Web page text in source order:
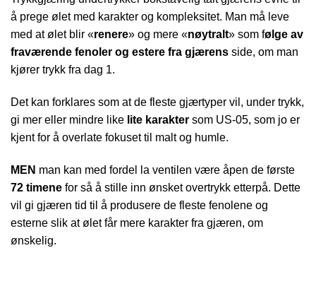
å prege ølet med karakter og kompleksitet. Man må leve
med at ølet blir «renere» og mere «nøytralt» som følge av
fraværende fenoler og estere fra gjærens side, om man
kjører trykk fra dag 1.
Det kan forklares som at de fleste gjærtyper vil, under trykk,
gi mer eller mindre like lite karakter som US-05, som jo er
kjent for å overlate fokuset til malt og humle.
MEN man kan med fordel la ventilen være åpen de første
72 timene for så å stille inn ønsket overtrykk etterpå. Dette
vil gi gjæren tid til å produsere de fleste fenolene og
esterne slik at ølet får mere karakter fra gjæren, om
ønskelig.